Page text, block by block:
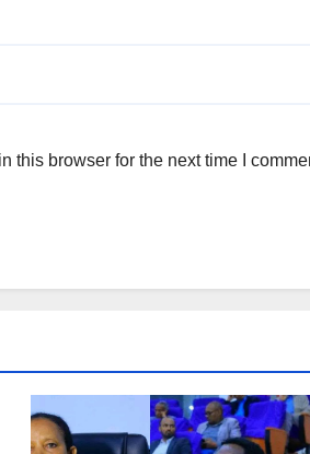
this browser for the next time I